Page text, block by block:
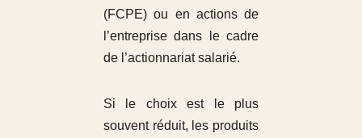
(FCPE) ou en actions de
l’entreprise dans le cadre
de l’actionnariat salarié.
Si le choix est le plus
souvent réduit, les produits